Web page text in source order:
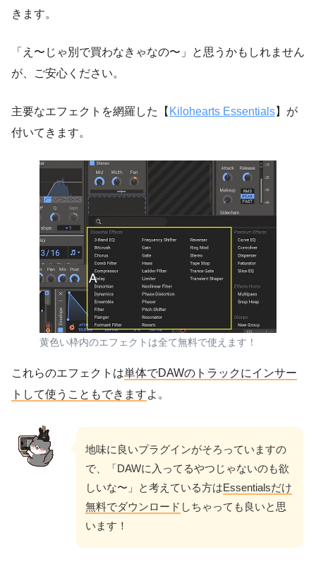
きます。
「え〜じゃ別で買わなきゃなの〜」と思うかもしれません
が、ご安心ください。
主要なエフェクトを網羅した【 Kilohearts Essentials】が
付いてきます。
黄色い枠内のエフェクトは全て無料で使えます！
これらのエフェクトは単体でDAWのトラックにインサー
トして使うこともできますよ。
地味に良いプラグインがそろっていますの
で、「DAWに入ってるやつじゃないのも欲
しいな〜」と考えている方はEssentialsだけ
無料でダウンロード しちゃっても良いと思
います！